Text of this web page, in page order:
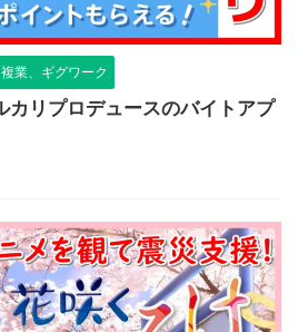
業、ギグワーク
カリプロデュースのバイトアプ